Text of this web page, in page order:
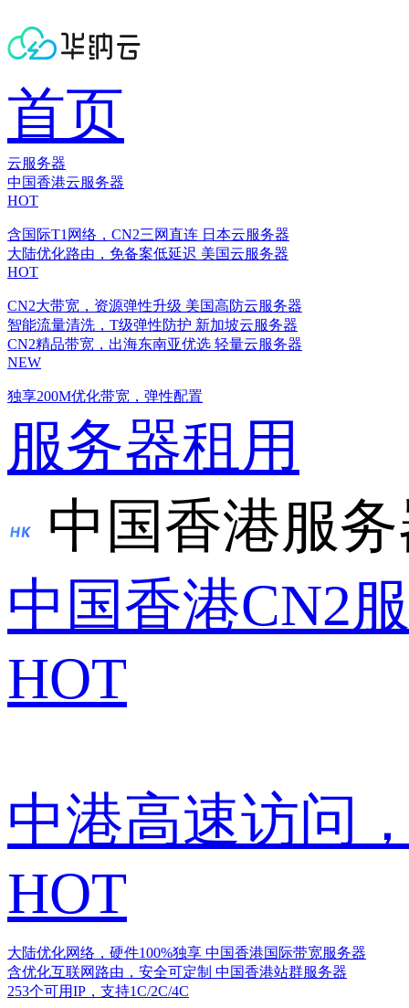
首页
云服务器
中国香港云服务器
HOT
含国际T1网络，CN2三网直连 日本云服务器
大陆优化路由，免备案低延迟 美国云服务器
HOT
CN2大带宽，资源弹性升级 美国高防云服务器
智能流量清洗，T级弹性防护 新加坡云服务器
CN2精品带宽，出海东南亚优选 轻量云服务器
NEW
独享200M优化带宽，弹性配置
服务器租用
中国香港服
中国香港CN2
HOT
中港高速访问
HOT
大陆优化网络，硬件100%独享 中国香港国际带宽服务器
含优化互联网路由，安全可定制 中国香港站群服务器
253个可用IP，支持1C/2C/4C